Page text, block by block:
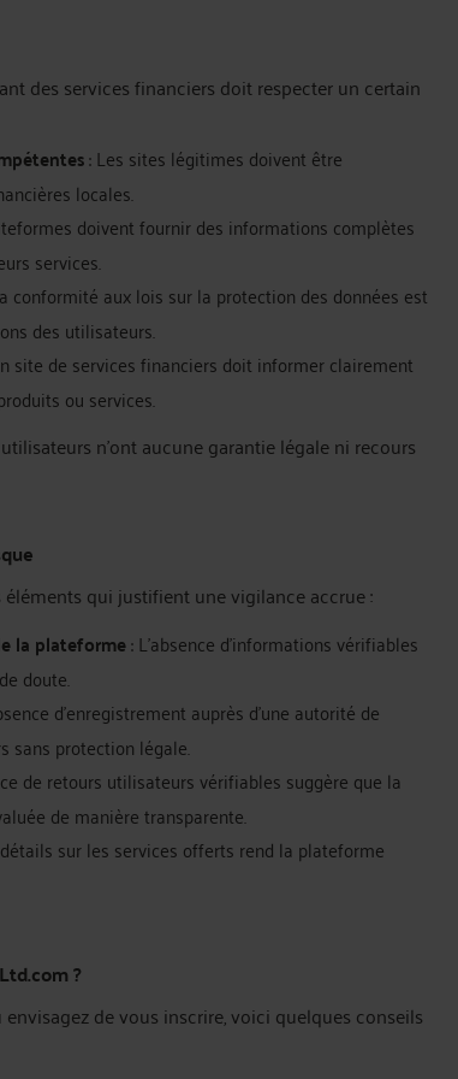
des services financiers doit respecter un certain
: Les sites légitimes doivent être
locales.
doivent fournir des informations complètes
services.
conformité aux lois sur la protection des données est
des utilisateurs.
site de services financiers doit informer clairement
ou services.
n’ont aucune garantie légale ni recours
qui justifient une vigilance accrue :
la plateforme: L'absence d'informations vérifiables
doute.
d'enregistrement auprès d'une autorité de
sans protection légale.
de retours utilisateurs vérifiables suggère que la
de manière transparente.
sur les services offerts rend la plateforme
?
de vous inscrire, voici quelques conseils